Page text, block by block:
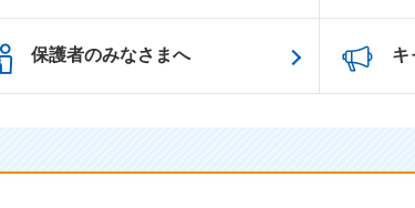
保護者のみなさまへ キ